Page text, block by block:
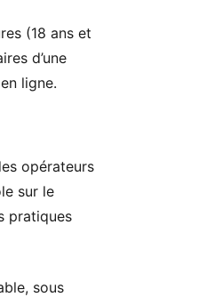
(18 ans et
d’une
ligne.
opérateurs
sur le
pratiques
sous